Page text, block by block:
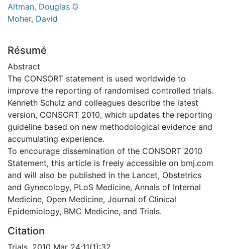
Altman, Douglas G
Moher, David
Résumé
Abstract
The CONSORT statement is used worldwide to
improve the reporting of randomised controlled trials.
Kenneth Schulz and colleagues describe the latest
version, CONSORT 2010, which updates the reporting
guideline based on new methodological evidence and
accumulating experience.
To encourage dissemination of the CONSORT 2010
Statement, this article is freely accessible on bmj.com
and will also be published in the Lancet, Obstetrics
and Gynecology, PLoS Medicine, Annals of Internal
Medicine, Open Medicine, Journal of Clinical
Epidemiology, BMC Medicine, and Trials.
Citation
Trials. 2010 Mar 24;11(1):32